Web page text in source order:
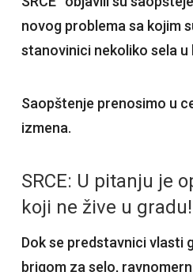
novog problema sa kojim
stanovinici nekoliko sela u
Saopštenje prenosimo u
izmena.
SRCE: U pitanju je
koji ne žive u gradu!
Dok se predstavnici vlasti
brigom za selo,